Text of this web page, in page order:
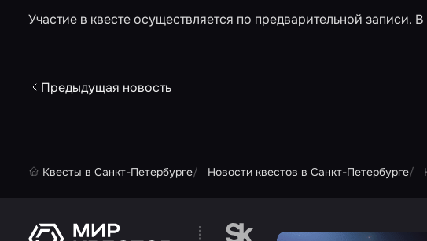
Участие в квесте осуществляется по предварительной записи.
Предыдущая новость
Квесты в Санкт-Петербурге Новости квестов в Санкт-Петербурге
Перейти на сайт партнера